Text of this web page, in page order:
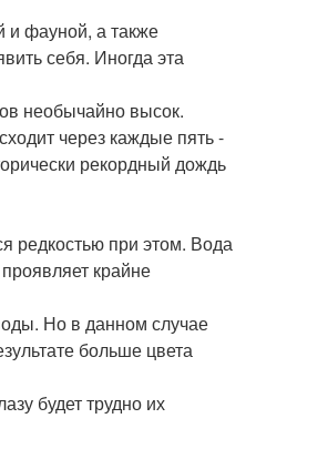
и фауной, а также
себя. Иногда эта
необычайно высок.
через каждые пять -
рекордный дождь
редкостью при этом. Вода
крайне
Но в данном случае
больше цвета
будет трудно их